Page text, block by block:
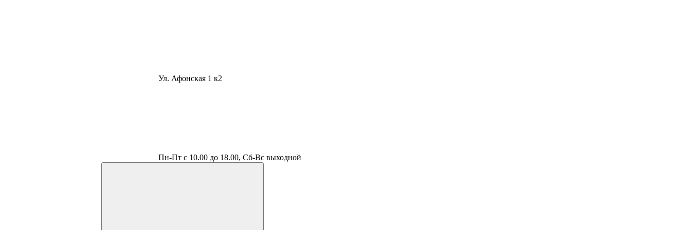
Ул. Афонская 1 к2
Пн-Пт с 10.00 до 18.00, Сб-Вс выходной